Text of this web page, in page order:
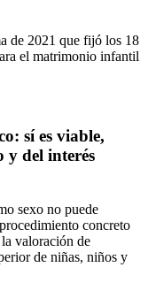
de 2021 que fijó los 18
el matrimonio infantil
sí es viable,
y del interés
sexo no puede
concreto
valoración de
de niñas, niños y